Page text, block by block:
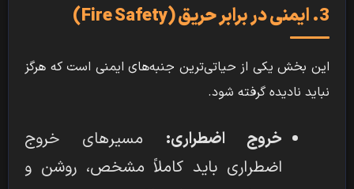
3. ایمنی در برابر حریق (Fire Safety)
این بخش یکی از حیاتی‌ترین جنبه‌های ایمنی است که هرگز
نباید نادیده گرفته شود.
خروج اضطراری:مسیرهای خروج
اضطراری باید کاملاً مشخص، روشن و